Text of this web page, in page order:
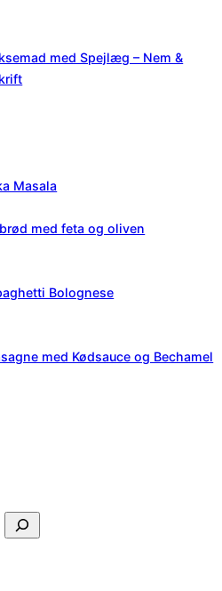
med Spejlæg – Nem &
Masala
med feta og oliven
Bolognese
med Kødsauce og Bechamel